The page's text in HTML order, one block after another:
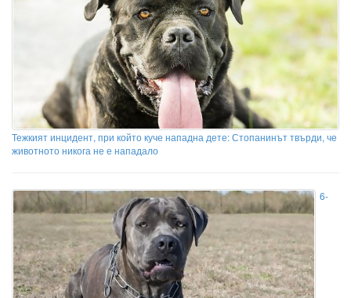
Тежкият инцидент, при който куче нападна дете: Стопанинът твърди, че
животното никога не е нападало
6-